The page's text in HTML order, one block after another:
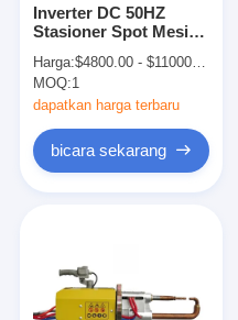
Inverter DC 50HZ
Stasioner Spot Mesin
Baja Rostless
Harga:$4800.00 - $11000.00
MOQ:1
dapatkan harga terbaru
bicara sekarang